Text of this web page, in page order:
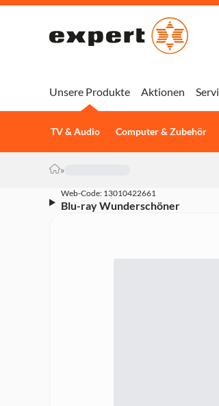
Unsere Produkte
TV & Audio Computer & Zubehör
Aktionen
»
Web-Code: 13010422661
Blu-ray Wunderschöner